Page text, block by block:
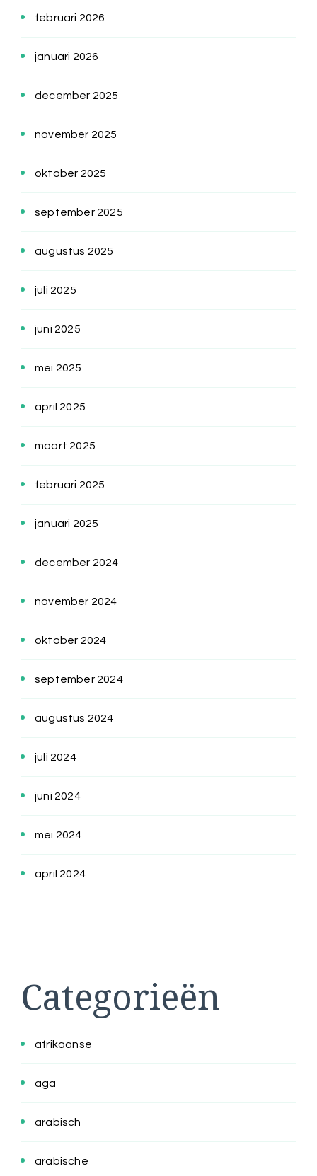
februari 2026
januari 2026
december 2025
november 2025
oktober 2025
september 2025
augustus 2025
juli 2025
juni 2025
mei 2025
april 2025
maart 2025
februari 2025
januari 2025
december 2024
november 2024
oktober 2024
september 2024
augustus 2024
juli 2024
juni 2024
mei 2024
april 2024
Categorieën
afrikaanse
aga
arabisch
arabische